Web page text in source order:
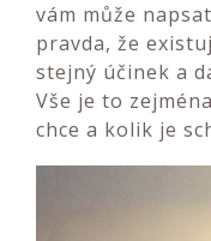
vám může
pravda, že
stejný účinek a
Vše je to
chce a kolik je